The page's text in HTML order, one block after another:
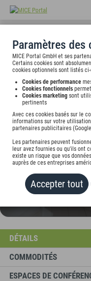
Paramètres des
MICE Portal GmbH et ses
Certains cookies sont
cookies optionnels sont listés ci-
Cookies de performance
Cookies fonctionnels
Cookies marketing sont
pertinents
Avec ces cookies basés sur le
informations sur votre
partenaires publicitaires
Les partenaires peuvent
leur avez fournies ou qu'ils ont
existe un risque que vos
auprès de ces entreprises
Accepter tout
3
CARAT
Lindwurmstr. 13, 80337
Tarif sur demande
AJOUTER AU
DÉTAILS
COMMODITÉS
ESPACES DE